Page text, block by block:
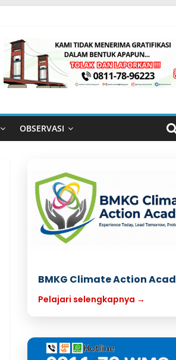
OBSERVASI
BMKG Climate Action
Pelajari selengkapnya →